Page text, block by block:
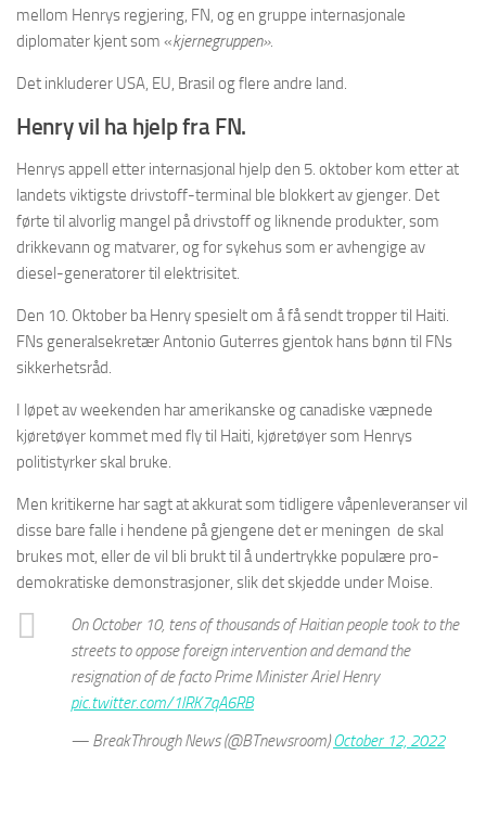
mellom Henrys regjering, FN, og en gruppe internasjonale
diplomater kjent som «kjernegruppen».
Det inkluderer USA, EU, Brasil og flere andre land.
Henry vil ha hjelp fra FN.
Henrys appell etter internasjonal hjelp den 5. oktober kom etter at
landets viktigste drivstoff-terminal ble blokkert av gjenger. Det
førte til alvorlig mangel på drivstoff og liknende produkter, som
drikkevann og matvarer, og for sykehus som er avhengige av
diesel-generatorer til elektrisitet.
Den 10. Oktober ba Henry spesielt om å få sendt tropper til Haiti.
FNs generalsekretær Antonio Guterres gjentok hans bønn til FNs
sikkerhetsråd.
I løpet av weekenden har amerikanske og canadiske væpnede
kjøretøyer kommet med fly til Haiti, kjøretøyer som Henrys
politistyrker skal bruke.
Men kritikerne har sagt at akkurat som tidligere våpenleveranser vil
disse bare falle i hendene på gjengene det er meningen de skal
brukes mot, eller de vil bli brukt til å undertrykke populære pro-
demokratiske demonstrasjoner, slik det skjedde under Moise.
On October 10, tens of thousands of Haitian people took to the
streets to oppose foreign intervention and demand the
resignation of de facto Prime Minister Ariel Henry
pic.twitter.com/1lRK7qA6RB
— BreakThrough News (@BTnewsroom)October 12, 2022